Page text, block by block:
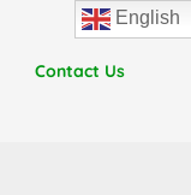
Contact Us
English